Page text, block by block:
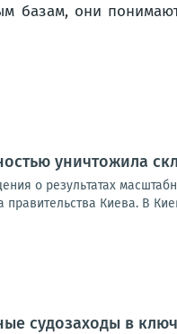
базам, они
уничтожила
о результатах
Киева. В
судозаходы в